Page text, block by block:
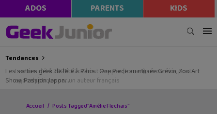
ADOS PARENTS KIDS
Tendances
Les sorties geek de l’été à Paris : One Piece au musée Grévin, Zoo Art
Show, Passion Japon…
Accueil Posts Tagged "Amélie Flechais"